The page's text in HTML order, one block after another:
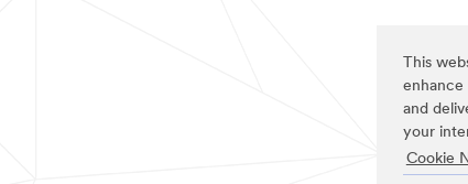
This
enhance
and
your
Cookie